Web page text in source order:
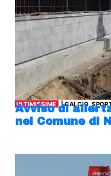
ULTIMISSIME | CALCIO,
Avviso di
nel Comune di